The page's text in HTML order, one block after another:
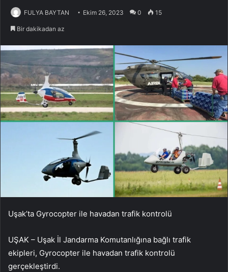
FULYA BAYTAN Ekim 26, 2023 0 15
Bir dakikadan az
Uşak’ta Gyrocopter ile havadan trafik kontrolü
UŞAK – Uşak İl Jandarma Komutanlığına bağlı trafik
ekipleri, Gyrocopter ile havadan trafik kontrolü
gerçekleştirdi.